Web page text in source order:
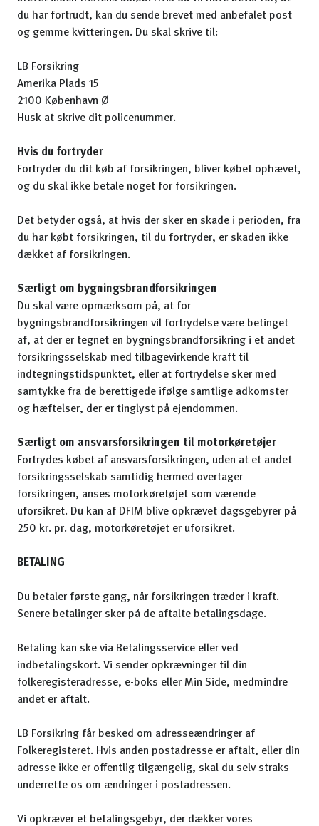
du har fortrudt, kan du sende brevet med anbefalet post
og gemme kvitteringen. Du skal skrive til:
LB Forsikring
Amerika Plads 15
2100 København Ø
Husk at skrive dit policenummer.
Hvis du fortryder
Fortryder du dit køb af forsikringen, bliver købet ophævet,
og du skal ikke betale noget for forsikringen.
Det betyder også, at hvis der sker en skade i perioden, fra
du har købt forsikringen, til du fortryder, er skaden ikke
dækket af forsikringen.
Særligt om bygningsbrandforsikringen
Du skal være opmærksom på, at for
bygningsbrandforsikringen vil fortrydelse være betinget
af, at der er tegnet en bygningsbrandforsikring i et andet
forsikringsselskab med tilbagevirkende kraft til
indtegningstidspunktet, eller at fortrydelse sker med
samtykke fra de berettigede ifølge samtlige adkomster
og hæftelser, der er tinglyst på ejendommen.
Særligt om ansvarsforsikringen til motorkøretøjer
Fortrydes købet af ansvarsforsikringen, uden at et andet
forsikringsselskab samtidig hermed overtager
forsikringen, anses motorkøretøjet som værende
uforsikret. Du kan af DFIM blive opkrævet dagsgebyrer på
250 kr. pr. dag, motorkøretøjet er uforsikret.
BETALING
Du betaler første gang, når forsikringen træder i kraft.
Senere betalinger sker på de aftalte betalingsdage.
Betaling kan ske via Betalingsservice eller ved
indbetalingskort. Vi sender opkrævninger til din
folkeregisteradresse, e-boks eller Min Side, medmindre
andet er aftalt.
LB Forsikring får besked om adresseændringer af
Folkeregisteret. Hvis anden postadresse er aftalt, eller din
adresse ikke er offentlig tilgængelig, skal du selv straks
underrette os om ændringer i postadressen.
Vi opkræver et betalingsgebyr, der dækker vores